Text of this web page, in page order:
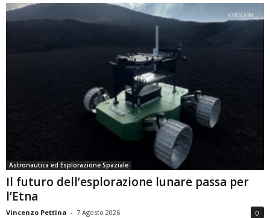
Astronautica ed Esplorazione Spaziale
Il futuro dell’esplorazione lunare passa per
l’Etna
Vincenzo Pettina - 7 Agosto 2026 0